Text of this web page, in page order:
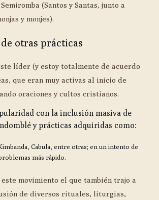
(Santos y Santas, junto a
y monjes).
otras prácticas
líder (y estoy totalmente de acuerdo
que eran muy activas al inicio de
oraciones y cultos cristianos.
con la inclusión masiva de
y prácticas adquiridas como:
Cabula, entre otras; en un intento de
más rápido.
movimiento el que también trajo a
de diversos rituales, liturgias,